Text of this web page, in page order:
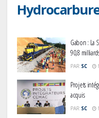
Gabon : La
90,8
PAR SC
Projets
acquis
PAR SC